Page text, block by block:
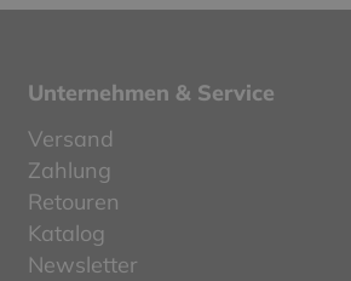
Unternehmen & Service
Versand
Zahlung
Retouren
Katalog
Newsletter